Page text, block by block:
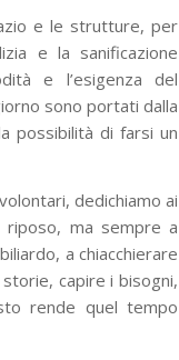
e le strutture, per
e la sanificazione
e l’esigenza del
sono portati dalla
possibilità di farsi un
dedichiamo ai
ma sempre a
a chiacchierare
capire i bisogni,
rende quel tempo